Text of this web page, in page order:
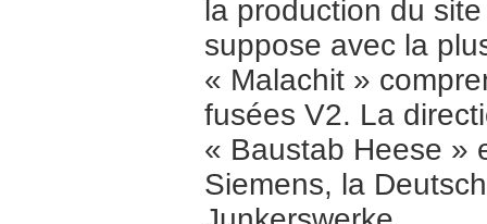
la production du
suppose avec la
« Malachit »
fusées V2. La
« Baustab Heese »
Siemens, la